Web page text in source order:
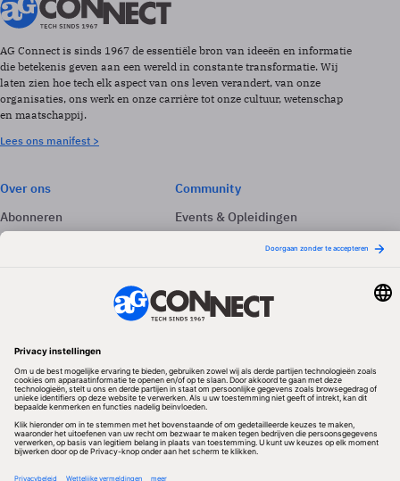
AG Connect is sinds 1967 de essentiële bron van ideeën en informatie
die betekenis geven aan een wereld in constante transformatie. Wij
laten zien hoe tech elk aspect van ons leven verandert, van onze
organisaties, ons werk en onze carrière tot onze cultuur, wetenschap
en maatschappij.
Lees ons manifest >
Over ons
Abonneren
Adverteren
Community
Events & Opleidingen
Nieuwsbrieven
Volg ons
Redactionele partner